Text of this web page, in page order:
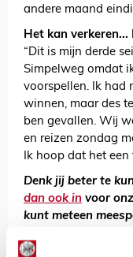
andere maand
Het kan verkeren...
“Dit is mijn derde
Simpelweg omdat
voorspellen. Ik had
winnen, maar des
ben gevallen. Wij
en reizen zondag
Ik hoop dat het
Denk jij beter te
dan ook in voor
kunt meteen
aan de slag!